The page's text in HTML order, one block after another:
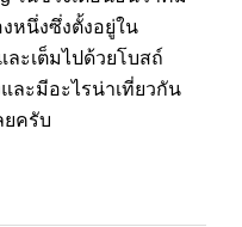
หนึ่งซึ่งตั้งอยู่ใน
ละเต็มไปด้วยโบสถ์
และมีอะไรน่าเที่ยวกัน
ครับ